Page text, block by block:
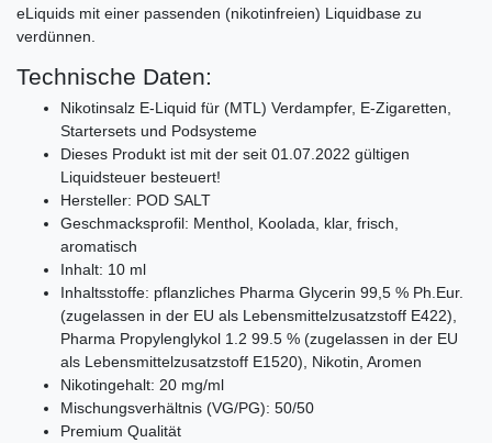
eLiquids mit einer passenden (nikotinfreien) Liquidbase zu
verdünnen.
Technische Daten:
Nikotinsalz E-Liquid für (MTL) Verdampfer, E-Zigaretten,
Startersets und Podsysteme
Dieses Produkt ist mit der seit 01.07.2022 gültigen
Liquidsteuer besteuert!
Hersteller: POD SALT
Geschmacksprofil: Menthol, Koolada, klar, frisch,
aromatisch
Inhalt: 10 ml
Inhaltsstoffe: pflanzliches Pharma Glycerin 99,5 % Ph.Eur.
(zugelassen in der EU als Lebensmittelzusatzstoff E422),
Pharma Propylenglykol 1.2 99.5 % (zugelassen in der EU
als Lebensmittelzusatzstoff E1520), Nikotin, Aromen
Nikotingehalt: 20 mg/ml
Mischungsverhältnis (VG/PG): 50/50
Premium Qualität